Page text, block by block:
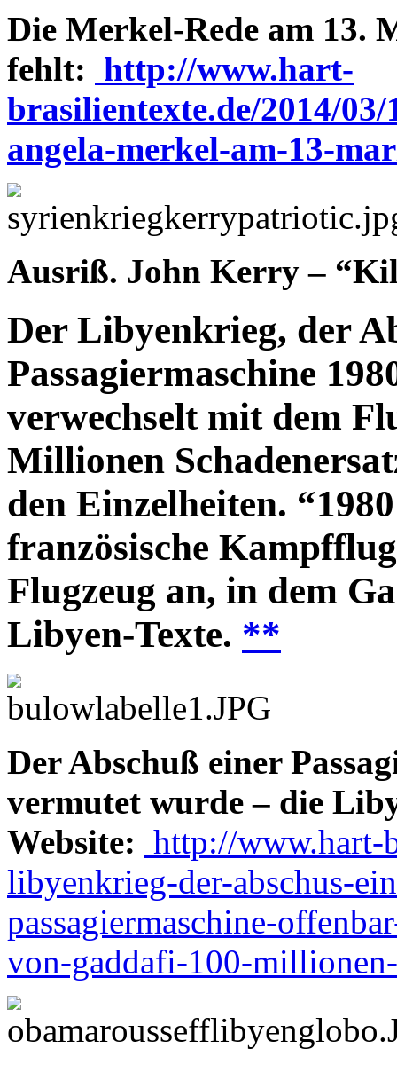
Die Merkel-Rede am 13.
fehlt: http://www.hart-
brasilientexte.de/2014/
angela-merkel-am-13-
Ausriß. John Kerry –
Der Libyenkrieg, der
Passagiermaschine
verwechselt mit dem
Millionen
den Einzelheiten.
französische
Flugzeug an, in dem
Libyen-Texte. **
Der Abschuß einer
vermutet wurde – die
Website: http://www.hart-
libyenkrieg-der-abschus-
passagiermaschine-
von-gaddafi-100-millionen-